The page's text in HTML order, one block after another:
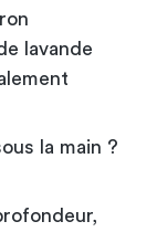
lavande
la main ?